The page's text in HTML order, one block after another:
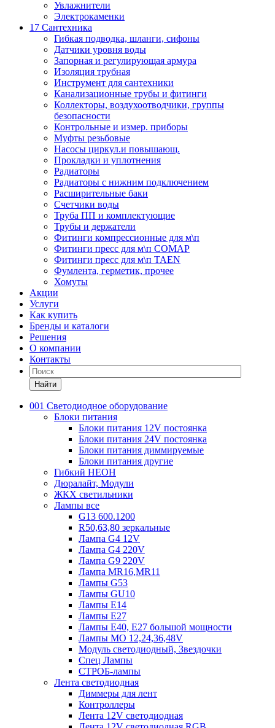
Увлажнители
Электрокаменки
17 Сантехника
Гибкая подводка, шланги, сифоны
Датчики уровня воды
Запорная и регулирующая армура
Изоляция трубная
Инструмент для сантехники
Канализационные трубы и фитинги
Коллекторы, воздухоотводчики, группы
безопасности
Контрольные и измер. приборы
Муфты резьбовые
Насосы циркул.и повышающ.
Прокладки и уплотнения
Радиаторы
Радиаторы с нижним подключением
Расширительные баки
Счетчики воды
Труба ПП и комплектующие
Трубы и держатели
Фитинги компрессионные для м\п
Фитинги пресс для м\п COMAP
Фитинги пресс для м\п TAEN
Фумлента, герметик, прочее
Хомуты
Акции
Услуги
Как купить
Бренды и каталоги
Решения
О компании
Контакты
Найти
001 Светодиодное оборудование
Блоки питания
Блоки питания 12V постоянка
Блоки питания 24V постоянка
Блоки питания диммируемые
Блоки питания другие
Гибкий НЕОН
Дюралайт, Модули
ЖКХ светильники
Лампы все
G13 600.1200
R50,63,80 зеркальные
Лампа G4 12V
Лампа G4 220V
Лампа G9 220V
Лампа MR16,MR11
Лампы G53
Лампы GU10
Лампы Е14
Лампы Е27
Лампы Е40, Е27 большой мощности
Лампы МО 12,24,36,48V
Модуль светодиодный, Звездочки
Спец Лампы
СТРОБ-лампы
Лента светодиодная
Диммеры для лент
Контроллеры
Лента 12V светодиодная